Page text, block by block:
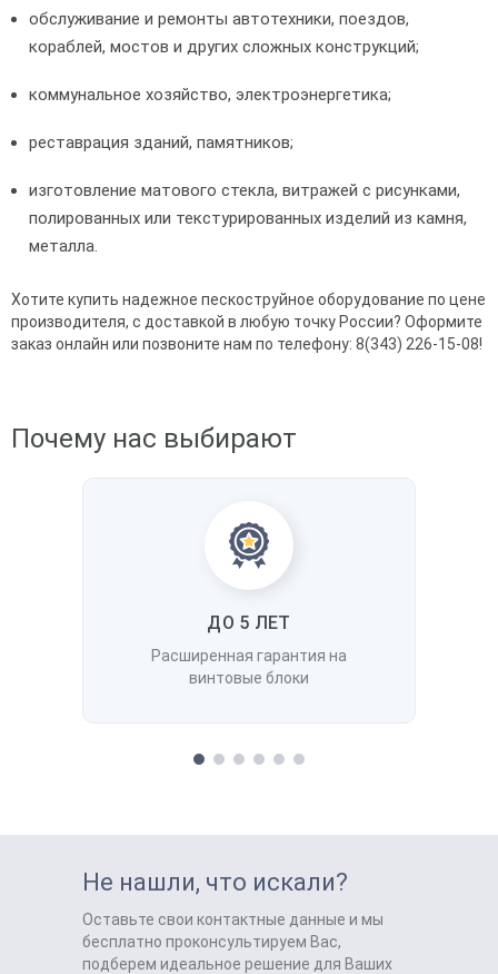
обслуживание и ремонты автотехники, поездов,
кораблей, мостов и других сложных конструкций;
коммунальное хозяйство, электроэнергетика;
реставрация зданий, памятников;
изготовление матового стекла, витражей с рисунками,
полированных или текстурированных изделий из камня,
металла.
Хотите купить надежное пескоструйное оборудование по цене
производителя, с доставкой в любую точку России? Оформите
заказ онлайн или позвоните нам по телефону: 8(343) 226-15-08!
Почему нас выбирают
ДО 5 ЛЕТ
Расширенная гарантия на
винтовые блоки
Не нашли, что искали?
Оставьте свои контактные данные и мы
бесплатно проконсультируем Вас,
подберем идеальное решение для Ваших